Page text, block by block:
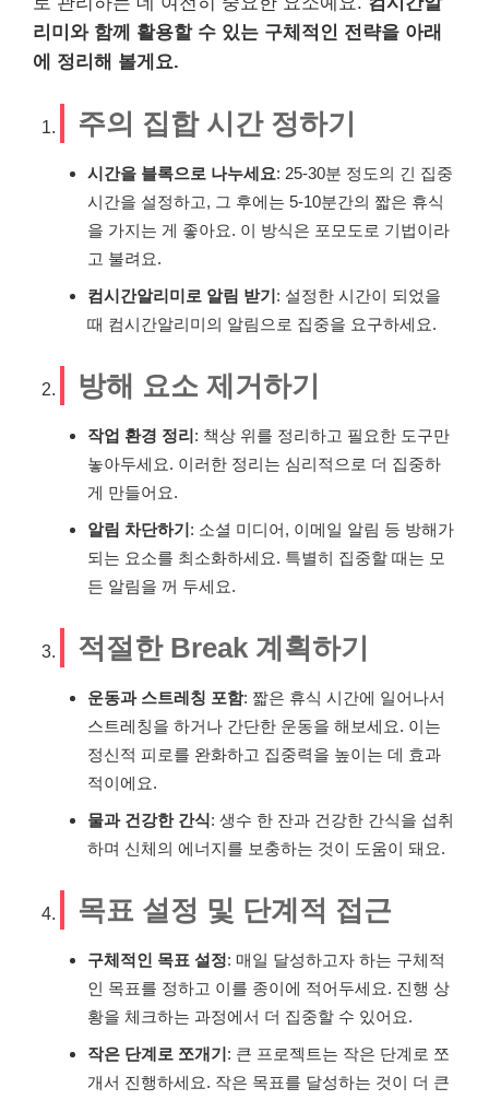
리미와 함께 활용할 수 있는 구체적인 전략을 아래
에 정리해 볼게요.
주의 집합 시간 정하기
시간을 블록으로 나누세요: 25-30분 정도의 긴 집중
시간을 설정하고, 그 후에는 5-10분간의 짧은 휴식
을 가지는 게 좋아요. 이 방식은 포모도로 기법이라
고 불려요.
컴시간알리미로 알림 받기: 설정한 시간이 되었을
때 컴시간알리미의 알림으로 집중을 요구하세요.
방해 요소 제거하기
작업 환경 정리: 책상 위를 정리하고 필요한 도구만
놓아두세요. 이러한 정리는 심리적으로 더 집중하
게 만들어요.
알림 차단하기: 소셜 미디어, 이메일 알림 등 방해가
되는 요소를 최소화하세요. 특별히 집중할 때는 모
든 알림을 꺼 두세요.
적절한 Break 계획하기
운동과 스트레칭 포함: 짧은 휴식 시간에 일어나서
스트레칭을 하거나 간단한 운동을 해보세요. 이는
정신적 피로를 완화하고 집중력을 높이는 데 효과
적이에요.
물과 건강한 간식: 생수 한 잔과 건강한 간식을 섭취
하며 신체의 에너지를 보충하는 것이 도움이 돼요.
목표 설정 및 단계적 접근
구체적인 목표 설정: 매일 달성하고자 하는 구체적
인 목표를 정하고 이를 종이에 적어두세요. 진행 상
황을 체크하는 과정에서 더 집중할 수 있어요.
작은 단계로 쪼개기: 큰 프로젝트는 작은 단계로 쪼
개서 진행하세요. 작은 목표를 달성하는 것이 더 큰